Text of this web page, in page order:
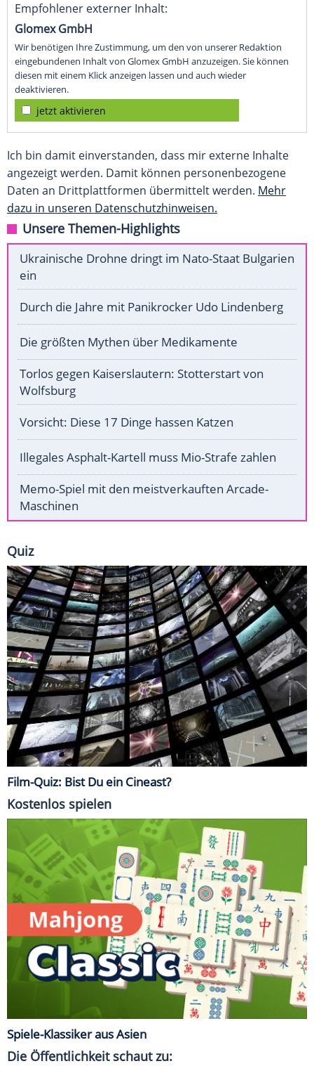
Empfohlener externer Inhalt:
Glomex GmbH
Wir benötigen Ihre Zustimmung, um den von unserer Redaktion
eingebundenen Inhalt von Glomex GmbH anzuzeigen. Sie können
diesen mit einem Klick anzeigen lassen und auch wieder
deaktivieren.
jetzt aktivieren
Ich bin damit einverstanden, dass mir externe Inhalte
angezeigt werden. Damit können personenbezogene
Daten an Drittplattformen übermittelt werden. Mehr
dazu in unseren Datenschutzhinweisen.
Unsere Themen-Highlights
Ukrainische Drohne dringt im Nato-Staat Bulgarien
ein
Durch die Jahre mit Panikrocker Udo Lindenberg
Die größten Mythen über Medikamente
Torlos gegen Kaiserslautern: Stotterstart von
Wolfsburg
Vorsicht: Diese 17 Dinge hassen Katzen
Illegales Asphalt-Kartell muss Mio-Strafe zahlen
Memo-Spiel mit den meistverkauften Arcade-
Maschinen
Quiz
Film-Quiz: Bist Du ein Cineast?
Kostenlos spielen
Spiele-Klassiker aus Asien
Die Öffentlichkeit schaut zu: